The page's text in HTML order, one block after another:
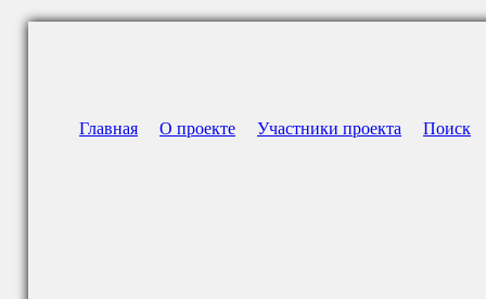
Главная О проекте Участники проекта Поиск